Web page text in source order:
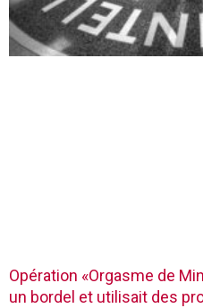
Opération «Orgasme de
un bordel et utilisait des